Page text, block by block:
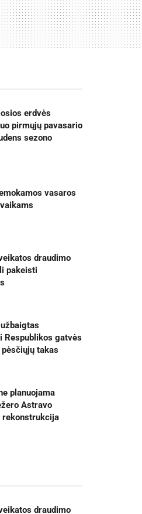
erdvės
pirmųjų pavasario
sezono
vasaros
draudimo
pakeisti
Respublikos gatvės
takas
planuojama
Astravo
rekonstrukcija
draudimo